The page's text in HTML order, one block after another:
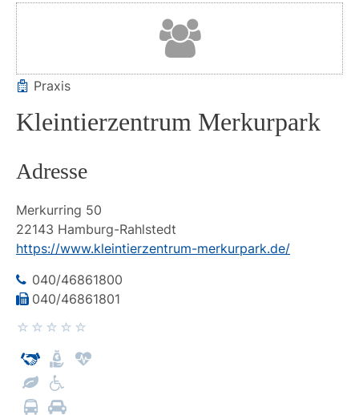
Praxis
Kleintierzentrum Merkurpark
Adresse
Merkurring 50
22143 Hamburg-Rahlstedt
https://www.kleintierzentrum-merkurpark.de/
040/46861800
040/46861801